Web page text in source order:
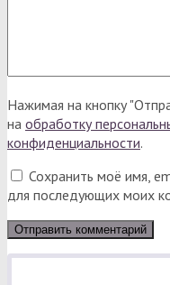
Нажимая на кнопку
на обработку
конфиденциальности.
Сохранить моё имя,
для последующих моих